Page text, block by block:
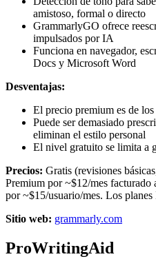
amistoso, formal o directo
GrammarlyGO ofrece
impulsados por IA
Funciona en navegador,
Docs y Microsoft Word
Desventajas:
El precio premium es de los
Puede ser demasiado
eliminan el estilo personal
El nivel gratuito se limita a
Precios: Gratis (revisiones
Premium por ~$12/mes facturado
por ~$15/usuario/mes. Los
Sitio web: grammarly.com
ProWritingAid